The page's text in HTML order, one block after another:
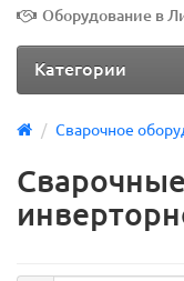
Оборудование в
Категории
Сварочное